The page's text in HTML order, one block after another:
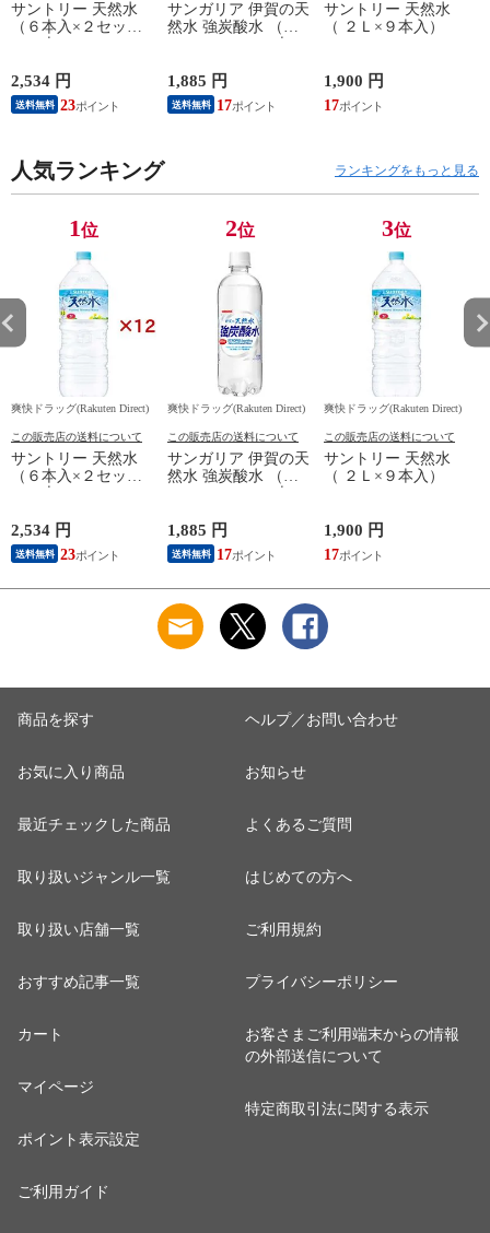
サントリー 天然水
（６本入×２セット
2,534 円
送料無料 23
サンガリア 伊賀の天
然水 強炭酸水 （５
1,885 円
送料無料 17
サントリー 天然水
（ ２Ｌ×９本入）
1,900 円
17
人気ランキング ランキングをもっと見る
1位
爽快ドラッグ(Rakuten Direct)
この販売店の送料について
サントリー 天然水
（６本入×２セット
2,534 円
送料無料 23
2位
爽快ドラッグ(Rakuten Direct)
この販売店の送料について
サンガリア 伊賀の天
然水 強炭酸水 （５
1,885 円
送料無料 17
3位
爽快ドラッグ(Rakuten Direct)
この販売店の送料について
サントリー 天然水
（ ２Ｌ×９本入）
1,900 円
17
商品を探す
お気に入り商品
最近チェックした商品
取り扱いジャンル一覧
取り扱い店舗一覧
おすすめ記事一覧
カート
マイページ
ポイント表示設定
ご利用ガイド
ヘルプ／お問い合わせ
お知らせ
よくあるご質問
はじめての方へ
ご利用規約
プライバシーポリシー
お客さまご利用端末からの情報
の外部送信について
特定商取引法に関する表示